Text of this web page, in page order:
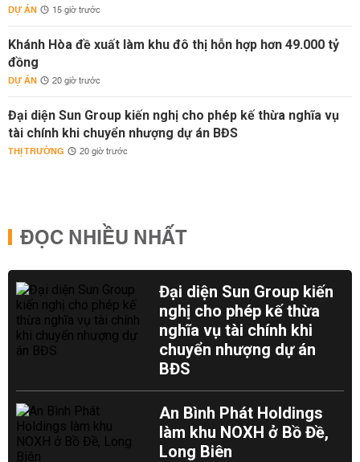
DỰ ÁN 15 giờ trước
Khánh Hòa đề xuất làm khu đô thị hỗn hợp hơn 49.000 tỷ
đồng
DỰ ÁN 20 giờ trước
Đại diện Sun Group kiến nghị cho phép kế thừa nghĩa vụ
tài chính khi chuyển nhượng dự án BĐS
THỊ TRƯỜNG 20 giờ trước
ĐỌC NHIỀU NHẤT
Đại diện Sun Group kiến
nghị cho phép kế thừa
nghĩa vụ tài chính khi
chuyển nhượng dự án
BĐS
An Bình Phát Holdings
làm khu NOXH ở Bồ Đề,
Long Biên